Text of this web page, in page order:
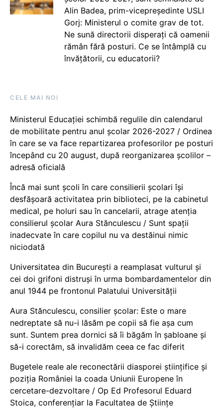
Alin Badea, prim-vicepreședinte USLI
Gorj: Ministerul o comite grav de tot.
Ne sună directorii disperați că oamenii
rămân fără posturi. Ce se întâmplă cu
învățătorii, cu educatorii?
CELE MAI NOI
Ministerul Educației schimbă regulile din calendarul
de mobilitate pentru anul școlar 2026-2027 / Ordinea
în care se va face repartizarea profesorilor pe posturi
începând cu 20 august, după reorganizarea școlilor –
adresă oficială
Încă mai sunt școli în care consilierii școlari își
desfășoară activitatea prin biblioteci, pe la cabinetul
medical, pe holuri sau în cancelarii, atrage atenția
consilierul școlar Aura Stănculescu / Sunt spații
inadecvate în care copilul nu va destăinui nimic
niciodată
Universitatea din București a reamplasat vulturul și
cei doi grifoni distruși în urma bombardamentelor din
anul 1944 pe frontonul Palatului Universității
Aura Stănculescu, consilier școlar: Este o mare
nedreptate să nu-i lăsăm pe copii să fie așa cum
sunt. Suntem prea dornici să îi băgăm în șabloane și
să-i corectăm, să invalidăm ceea ce fac diferit
Bugetele reale ale reconectării diasporei științifice și
poziția României la coada Uniunii Europene în
cercetare-dezvoltare / Op Ed Profesorul Eduard
Stoica, conferențiar la Facultatea de Științe